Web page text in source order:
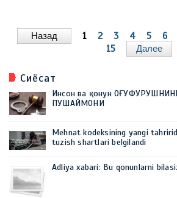
Назад 1 2 3 4 5 6
15
Далее
Сиёсат
Инсон ва қонун
ПУШАЙМОНИ
Mehnat kodeksining yangi
tuzish shartlari belgilandi
Adliya xabari: Bu qonunlarni